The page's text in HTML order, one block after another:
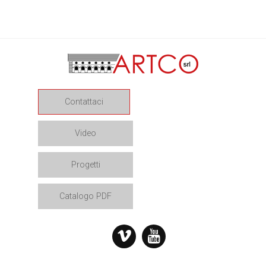
Contattaci
Video
Progetti
Catalogo PDF